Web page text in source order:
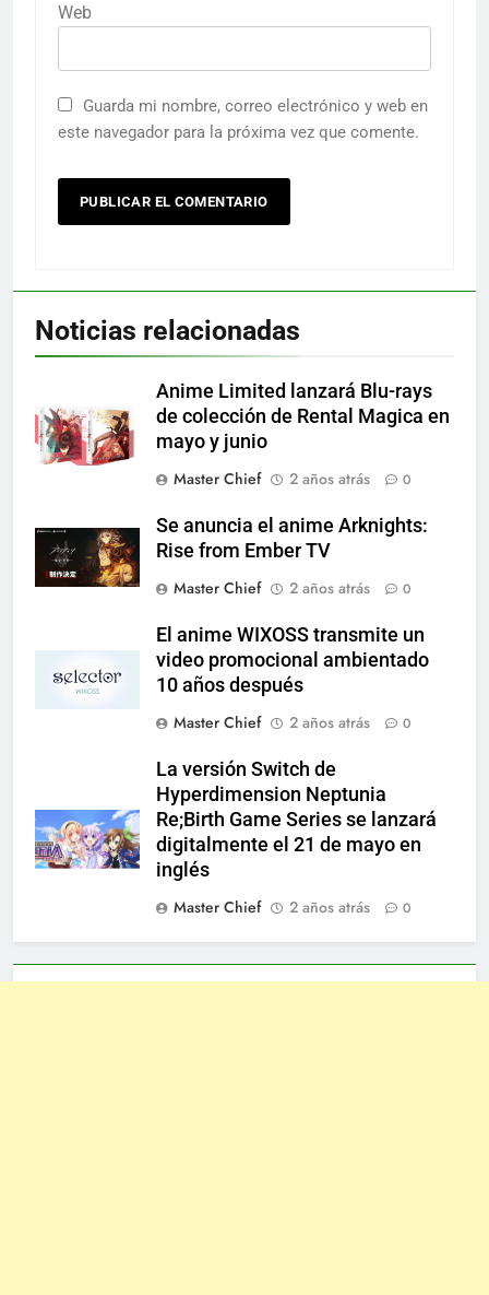
Web
Guarda mi nombre, correo electrónico y web en
este navegador para la próxima vez que comente.
Noticias relacionadas
Anime Limited lanzará Blu-rays
de colección de Rental Magica en
mayo y junio
Master Chief
2 años atrás 0
Se anuncia el anime Arknights:
Rise from Ember TV
Master Chief
2 años atrás 0
El anime WIXOSS transmite un
video promocional ambientado
10 años después
Master Chief
2 años atrás 0
La versión Switch de
Hyperdimension Neptunia
Re;Birth Game Series se lanzará
digitalmente el 21 de mayo en
inglés
Master Chief
2 años atrás 0